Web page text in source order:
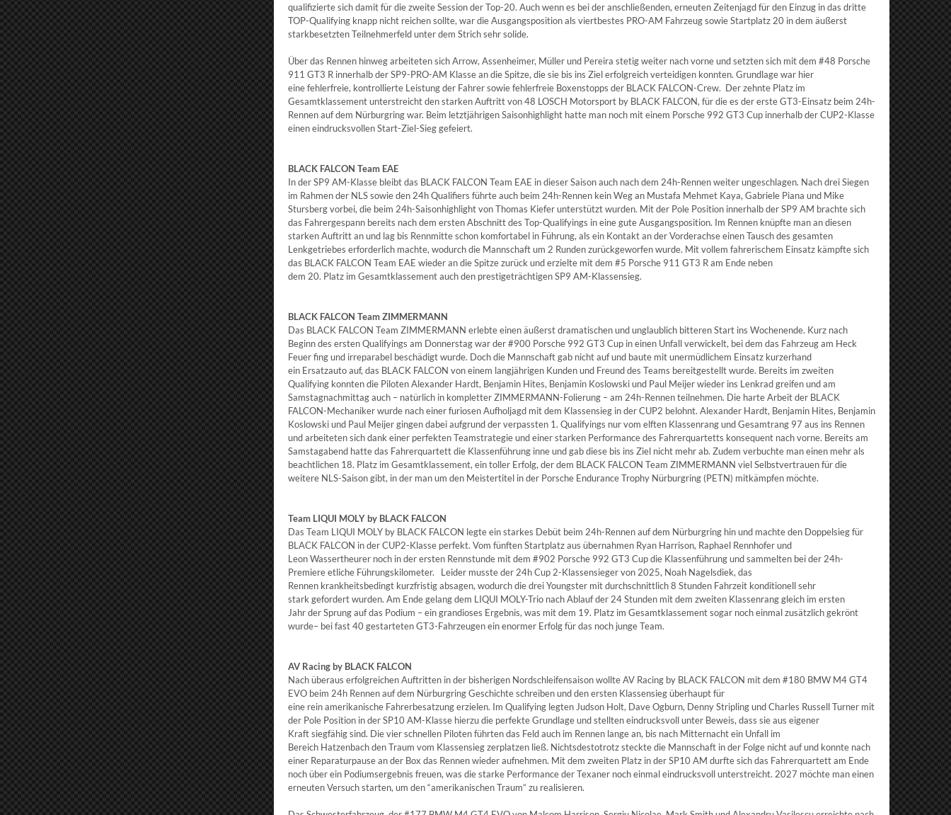
qualifizierte sich damit für die zweite Session der Top-20. Auch wenn es bei der anschließenden, erneuten Zeitenjagd für den Einzug in das dritte
TOP-Qualifying knapp nicht reichen sollte, war die Ausgangsposition als viertbestes PRO-AM Fahrzeug sowie Startplatz 20 in dem äußerst
starkbesetzten Teilnehmerfeld unter dem Strich sehr solide.
Über das Rennen hinweg arbeiteten sich Arrow, Assenheimer, Müller und Pereira stetig weiter nach vorne und setzten sich mit dem #48 Porsche
911 GT3 R innerhalb der SP9-PRO-AM Klasse an die Spitze, die sie bis ins Ziel erfolgreich verteidigen konnten. Grundlage war hier
eine fehlerfreie, kontrollierte Leistung der Fahrer sowie fehlerfreie Boxenstopps der BLACK FALCON-Crew. Der zehnte Platz im
Gesamtklassement unterstreicht den starken Auftritt von 48 LOSCH Motorsport by BLACK FALCON, für die es der erste GT3-Einsatz beim 24h-
Rennen auf dem Nürburgring war. Beim letztjährigen Saisonhighlight hatte man noch mit einem Porsche 992 GT3 Cup innerhalb der CUP2-Klasse
einen eindrucksvollen Start-Ziel-Sieg gefeiert.
BLACK FALCON Team EAE
In der SP9 AM-Klasse bleibt das BLACK FALCON Team EAE in dieser Saison auch nach dem 24h-Rennen weiter ungeschlagen. Nach drei Siegen
im Rahmen der NLS sowie den 24h Qualifiers führte auch beim 24h-Rennen kein Weg an Mustafa Mehmet Kaya, Gabriele Piana und Mike
Stursberg vorbei, die beim 24h-Saisonhighlight von Thomas Kiefer unterstützt wurden. Mit der Pole Position innerhalb der SP9 AM brachte sich
das Fahrergespann bereits nach dem ersten Abschnitt des Top-Qualifyings in eine gute Ausgangsposition. Im Rennen knüpfte man an diesen
starken Auftritt an und lag bis Rennmitte schon komfortabel in Führung, als ein Kontakt an der Vorderachse einen Tausch des gesamten
Lenkgetriebes erforderlich machte, wodurch die Mannschaft um 2 Runden zurückgeworfen wurde. Mit vollem fahrerischem Einsatz kämpfte sich
das BLACK FALCON Team EAE wieder an die Spitze zurück und erzielte mit dem #5 Porsche 911 GT3 R am Ende neben
dem 20. Platz im Gesamtklassement auch den prestigeträchtigen SP9 AM-Klassensieg.
BLACK FALCON Team ZIMMERMANN
Das BLACK FALCON Team ZIMMERMANN erlebte einen äußerst dramatischen und unglaublich bitteren Start ins Wochenende. Kurz nach
Beginn des ersten Qualifyings am Donnerstag war der #900 Porsche 992 GT3 Cup in einen Unfall verwickelt, bei dem das Fahrzeug am Heck
Feuer fing und irreparabel beschädigt wurde. Doch die Mannschaft gab nicht auf und baute mit unermüdlichem Einsatz kurzerhand
ein Ersatzauto auf, das BLACK FALCON von einem langjährigen Kunden und Freund des Teams bereitgestellt wurde. Bereits im zweiten
Qualifying konnten die Piloten Alexander Hardt, Benjamin Hites, Benjamin Koslowski und Paul Meijer wieder ins Lenkrad greifen und am
Samstagnachmittag auch – natürlich in kompletter ZIMMERMANN-Folierung – am 24h-Rennen teilnehmen. Die harte Arbeit der BLACK
FALCON-Mechaniker wurde nach einer furiosen Aufholjagd mit dem Klassensieg in der CUP2 belohnt. Alexander Hardt, Benjamin Hites, Benjamin
Koslowski und Paul Meijer gingen dabei aufgrund der verpassten 1. Qualifyings nur vom elften Klassenrang und Gesamtrang 97 aus ins Rennen
und arbeiteten sich dank einer perfekten Teamstrategie und einer starken Performance des Fahrerquartetts konsequent nach vorne. Bereits am
Samstagabend hatte das Fahrerquartett die Klassenführung inne und gab diese bis ins Ziel nicht mehr ab. Zudem verbuchte man einen mehr als
beachtlichen 18. Platz im Gesamtklassement, ein toller Erfolg, der dem BLACK FALCON Team ZIMMERMANN viel Selbstvertrauen für die
weitere NLS-Saison gibt, in der man um den Meistertitel in der Porsche Endurance Trophy Nürburgring (PETN) mitkämpfen möchte.
Team LIQUI MOLY by BLACK FALCON
Das Team LIQUI MOLY by BLACK FALCON legte ein starkes Debüt beim 24h-Rennen auf dem Nürburgring hin und machte den Doppelsieg für
BLACK FALCON in der CUP2-Klasse perfekt. Vom fünften Startplatz aus übernahmen Ryan Harrison, Raphael Rennhofer und
Leon Wassertheurer noch in der ersten Rennstunde mit dem #902 Porsche 992 GT3 Cup die Klassenführung und sammelten bei der 24h-
Premiere etliche Führungskilometer. Leider musste der 24h Cup 2-Klassensieger von 2025, Noah Nagelsdiek, das
Rennen krankheitsbedingt kurzfristig absagen, wodurch die drei Youngster mit durchschnittlich 8 Stunden Fahrzeit konditionell sehr
stark gefordert wurden. Am Ende gelang dem LIQUI MOLY-Trio nach Ablauf der 24 Stunden mit dem zweiten Klassenrang gleich im ersten
Jahr der Sprung auf das Podium – ein grandioses Ergebnis, was mit dem 19. Platz im Gesamtklassement sogar noch einmal zusätzlich gekrönt
wurde– bei fast 40 gestarteten GT3-Fahrzeugen ein enormer Erfolg für das noch junge Team.
AV Racing by BLACK FALCON
Nach überaus erfolgreichen Auftritten in der bisherigen Nordschleifensaison wollte AV Racing by BLACK FALCON mit dem #180 BMW M4 GT4
EVO beim 24h Rennen auf dem Nürburgring Geschichte schreiben und den ersten Klassensieg überhaupt für
eine rein amerikanische Fahrerbesatzung erzielen. Im Qualifying legten Judson Holt, Dave Ogburn, Denny Stripling und Charles Russell Turner mit
der Pole Position in der SP10 AM-Klasse hierzu die perfekte Grundlage und stellten eindrucksvoll unter Beweis, dass sie aus eigener
Kraft siegfähig sind. Die vier schnellen Piloten führten das Feld auch im Rennen lange an, bis nach Mitternacht ein Unfall im
Bereich Hatzenbach den Traum vom Klassensieg zerplatzen ließ. Nichtsdestotrotz steckte die Mannschaft in der Folge nicht auf und konnte nach
einer Reparaturpause an der Box das Rennen wieder aufnehmen. Mit dem zweiten Platz in der SP10 AM durfte sich das Fahrerquartett am Ende
noch über ein Podiumsergebnis freuen, was die starke Performance der Texaner noch einmal eindrucksvoll unterstreicht. 2027 möchte man einen
erneuten Versuch starten, um den “amerikanischen Traum” zu realisieren.